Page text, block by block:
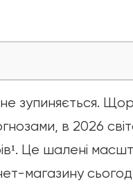
зупиняється.
в 2026
Це шалені
магазину